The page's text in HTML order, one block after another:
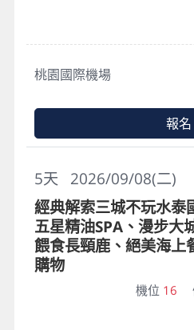
桃園國際機場
報名
2026/09/08(二)
5天
經典解索三城不玩水泰
五星精油SPA、漫步大
餵食長頸鹿、絕美海上
購物
機位 16